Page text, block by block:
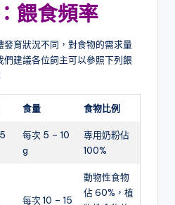
餵食頻率
育狀況不同，對食物的需求量
建議各位飼主可以參照下列餵
食量 食物比例
每次 5 – 10
g
專用奶粉佔
100%
每次 10 – 15
動物性食物
佔 60%，植